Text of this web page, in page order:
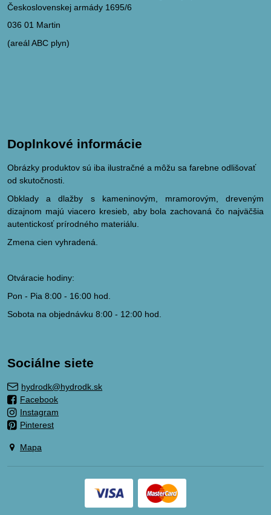
Československej armády 1695/6
036 01 Martin
(areál ABC plyn)
Doplnkové informácie
Obrázky produktov sú iba ilustračné a môžu sa farebne odlišovať
od skutočnosti.
Obklady a dlažby s kameninovým, mramorovým, dreveným
dizajnom majú viacero kresieb, aby bola zachovaná čo najväčšia
autentickosť prírodného materiálu.
Zmena cien vyhradená.
Otváracie hodiny:
Pon - Pia 8:00 - 16:00 hod.
Sobota na objednávku 8:00 - 12:00 hod.
Sociálne siete
hydrodk@hydrodk.sk
Facebook
Instagram
Pinterest
Mapa